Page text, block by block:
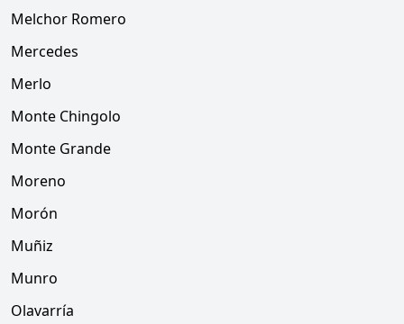
Melchor Romero
Mercedes
Merlo
Monte Chingolo
Monte Grande
Moreno
Morón
Muñiz
Munro
Olavarría